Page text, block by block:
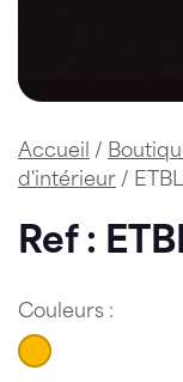
Accueil /
d'intérieur /
Ref :
Couleurs :